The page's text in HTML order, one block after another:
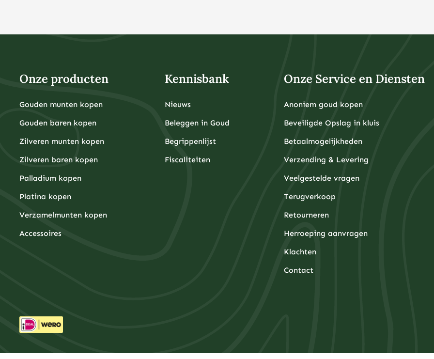
Onze producten
Gouden munten kopen
Gouden baren kopen
Zilveren munten kopen
Zilveren baren kopen
Palladium kopen
Platina kopen
Verzamelmunten kopen
Accessoires
Kennisbank
Nieuws
Beleggen in Goud
Begrippenlijst
Fiscaliteiten
Onze Service en Diensten
Anoniem goud kopen
Beveiligde Opslag in kluis
Betaalmogelijkheden
Verzending & Levering
Veelgestelde vragen
Terugverkoop
Retourneren
Herroeping aanvragen
Klachten
Contact